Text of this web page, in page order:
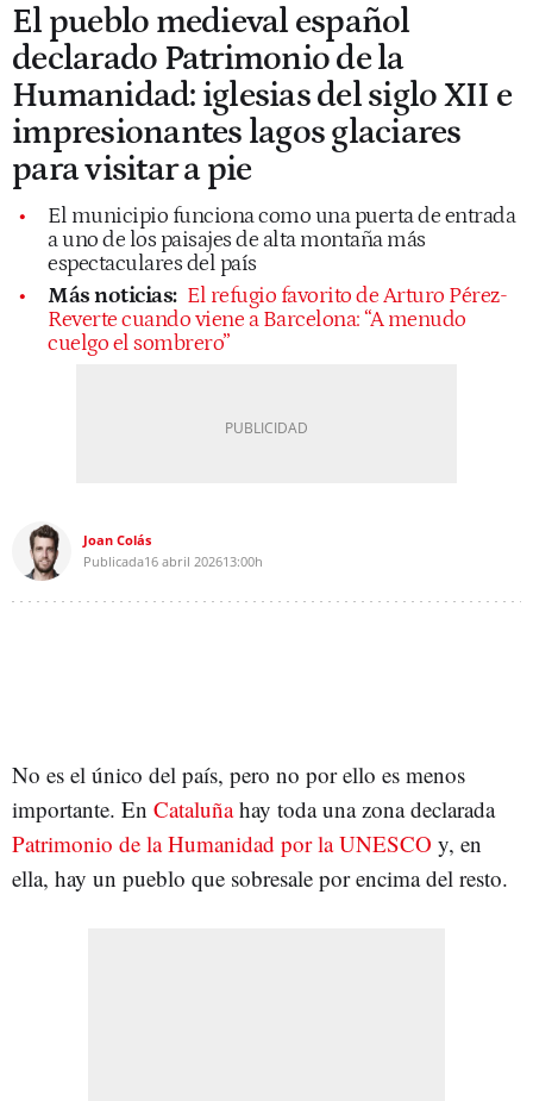
El pueblo medieval español
declarado Patrimonio de la
Humanidad: iglesias del siglo XII e
impresionantes lagos glaciares
para visitar a pie
El municipio funciona como una puerta de entrada
a uno de los paisajes de alta montaña más
espectaculares del país
Más noticias: El refugio favorito de Arturo Pérez-
Reverte cuando viene a Barcelona: “A menudo
cuelgo el sombrero”
Joan Colás
Publicada16 abril 202613:00h
No es el único del país, pero no por ello es menos
importante. En Cataluñahay toda una zona declarada
Patrimonio de la Humanidad por la UNESCO y, en
ella, hay un pueblo que sobresale por encima del resto.